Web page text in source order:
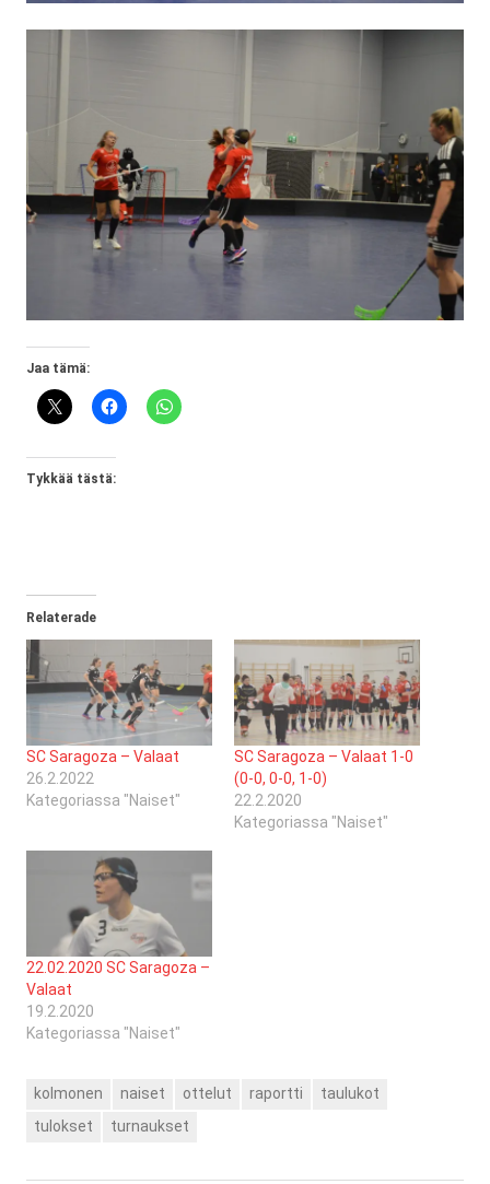
Jaa tämä:
Tykkää tästä:
Relaterade
SC Saragoza – Valaat
26.2.2022
Kategoriassa "Naiset"
SC Saragoza – Valaat 1-0
(0-0, 0-0, 1-0)
22.2.2020
Kategoriassa "Naiset"
22.02.2020 SC Saragoza –
Valaat
19.2.2020
Kategoriassa "Naiset"
kolmonen naiset ottelut raportti
taulukot
tulokset
turnaukset